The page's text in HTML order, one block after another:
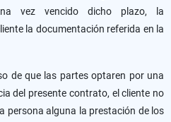
vez vencido dicho plazo, la
la documentación referida en la
de que las partes optaren por una
del presente contrato, el cliente no
persona alguna la prestación de los